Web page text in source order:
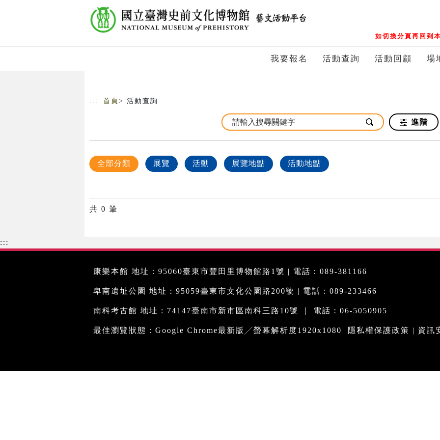
如切換分頁再回到
我要報名 活動查詢 活動回顧 場
::: 首頁 > 活動查詢
進階
全部分類 展覽 活動 展覽地點 活動地點
共 0 筆
:::
康樂本館 地址：95060臺東市豐田里博物館路1號 | 電話：089-381166
卑南遺址公園 地址：95059臺東市文化公園路200號 | 電話：089-233466
南科考古館 地址：74147臺南市新市區南科三路10號 ｜ 電話：06-5050905
最佳瀏覽狀態：Google Chrome最新版╱螢幕解析度1920x1080 隱私權保護政策 | 資訊